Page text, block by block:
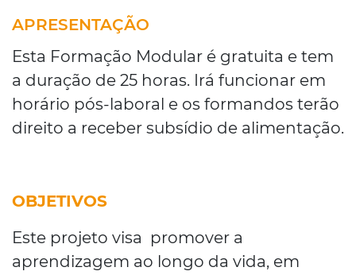
APRESENTAÇÃO
Esta Formação Modular é gratuita e tem
a duração de 25 horas. Irá funcionar em
horário pós-laboral e os formandos terão
direito a receber subsídio de alimentação.
OBJETIVOS
Este projeto visa promover a
aprendizagem ao longo da vida, em